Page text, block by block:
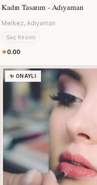
Kadın Tasarım - Adıyaman
Merkez, Adıyaman
Saç Kesimi
0.00
✨ ONAYLI